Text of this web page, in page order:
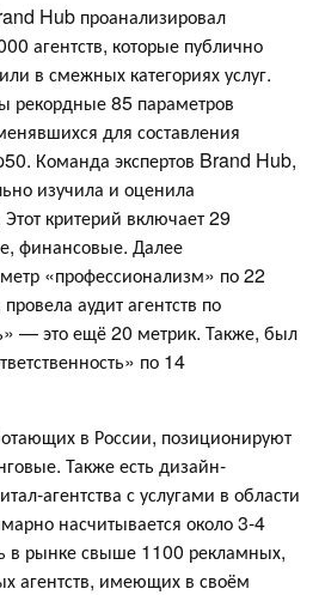
Hub проанализировал
агентств, которые публично
в смежных категориях услуг.
рекордные 85 параметров
для составления
Команда экспертов Brand Hub,
изучила и оценила
критерий включает 29
финансовые. Далее
«профессионализм» по 22
аудит агентств по
— это ещё 20 метрик. Также, был
по 14
в России, позиционируют
Также есть дизайн-
агентства с услугами в области
насчитывается около 3-4
в рынке свыше 1100 рекламных,
агентств, имеющих в своём